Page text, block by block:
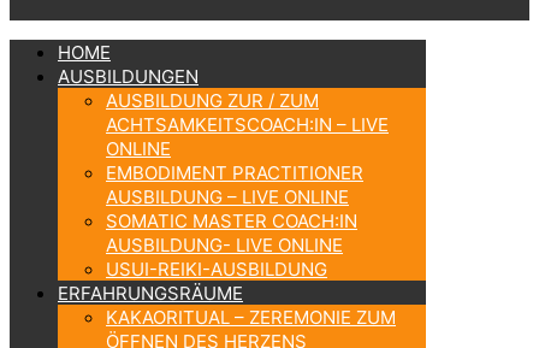
HOME
AUSBILDUNGEN
AUSBILDUNG ZUR / ZUM
ACHTSAMKEITSCOACH:IN – LIVE
ONLINE
EMBODIMENT PRACTITIONER
AUSBILDUNG – LIVE ONLINE
SOMATIC MASTER COACH:IN
AUSBILDUNG- LIVE ONLINE
USUI-REIKI-AUSBILDUNG
ERFAHRUNGSRÄUME
KAKAORITUAL – ZEREMONIE ZUM
ÖFFNEN DES HERZENS